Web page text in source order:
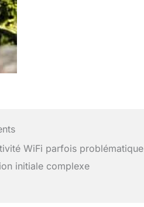
WiFi parfois problématique
initiale complexe